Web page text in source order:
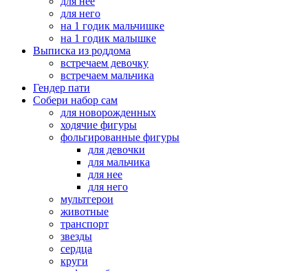
для него
на 1 годик мальчишке
на 1 годик малышке
Выписка из роддома
встречаем девочку
встречаем мальчика
Гендер пати
Собери набор сам
для новорожденных
ходячие фигуры
фольгированные фигуры
для девочки
для мальчика
для нее
для него
мультгерои
животные
транспорт
звезды
сердца
круги